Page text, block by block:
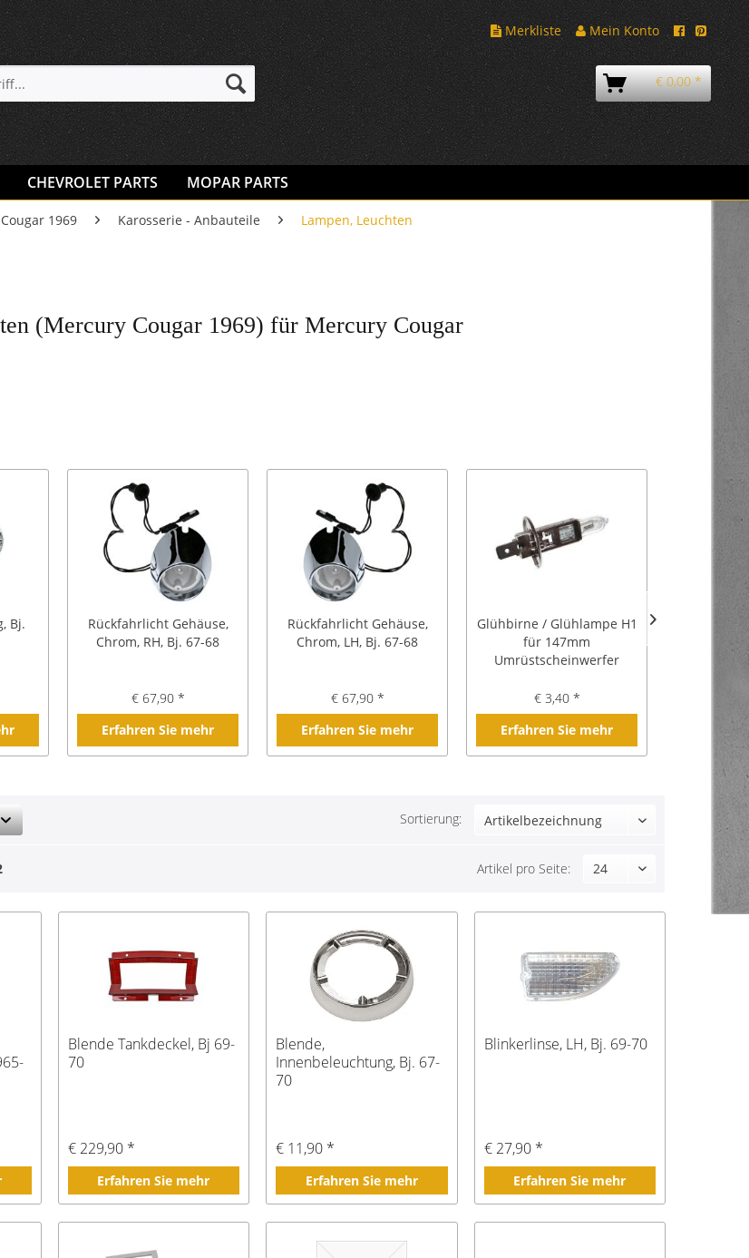
Merkliste
Mein Konto
€ 0,00 *
CHEVROLET PARTS MOPAR PARTS
1969 Karosserie - Anbauteile Lampen, Leuchten
(Mercury Cougar 1969) für Mercury Cougar
Bj.
Rückfahrlicht Gehäuse,
Chrom, RH, Bj. 67-68
€ 67,90 *
Erfahren Sie mehr
Rückfahrlicht Gehäuse,
Chrom, LH, Bj. 67-68
€ 67,90 *
Erfahren Sie mehr
Glühbirne / Glühlampe H1
für 147mm
Umrüstscheinwerfer
€ 3,40 *
Erfahren Sie mehr
Sortierung:
Artikel pro Seite:
Blende Tankdeckel, Bj 69-
70
€ 229,90 *
Erfahren Sie mehr
Blende,
Innenbeleuchtung, Bj. 67-
70
€ 11,90 *
Erfahren Sie mehr
Blinkerlinse, LH, Bj. 69-70
€ 27,90 *
Erfahren Sie mehr